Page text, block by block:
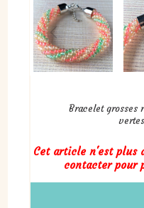
Bracelet grosses
Cet article n'est plus
contacter pour